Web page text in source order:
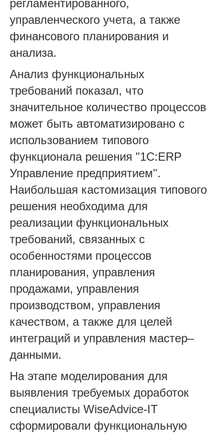
регламентированного,
управленческого учета, а также
финансового планирования и
анализа.
Анализ функциональных
требований показал, что
значительное количество процессов
может быть автоматизировано с
использованием типового
функционала решения "1С:ERP
Управление предприятием".
Наибольшая кастомизация типового
решения необходима для
реализации функциональных
требований, связанных с
особенностями процессов
планирования, управления
продажами, управления
производством, управления
качеством, а также для целей
интеграций и управления мастер–
данными.
На этапе моделирования для
выявления требуемых доработок
специалисты WiseAdvice-IT
сформировали функциональную